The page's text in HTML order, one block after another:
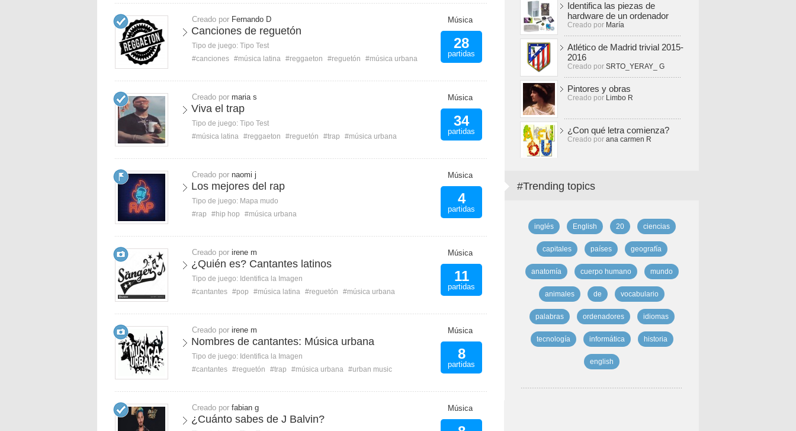
Creado por Fernando D
Canciones de reguetón
Tipo de juego: Tipo Test
#canciones #música latina #reggaeton #reguetón #música urbana
Música
28
partidas
Creado por maria s
Viva el trap
Tipo de juego: Tipo Test
#música latina #reggaeton #reguetón #trap #música urbana
Música
34
partidas
Creado por naomi j
Los mejores del rap
Tipo de juego: Mapa mudo
#rap
#hip hop #música urbana
Música
4
partidas
Creado por irene m
¿Quién es? Cantantes latinos
Tipo de juego: Identifica la Imagen
#cantantes #pop #música latina #reguetón #música urbana
Música
11
partidas
Creado por irene m
Nombres de cantantes: Música urbana
Tipo de juego: Identifica la Imagen
#cantantes #reguetón #trap #música urbana #urban music
Música
8
partidas
Creado por fabian g
¿Cuánto sabes de J Balvin?
Música
Identifica las piezas de
hardware de un ordenador
Creado por María
Atlético de Madrid trivial 2015-
2016
Creado por SRTO_YERAY_ G
Pintores y obras
Creado por Limbo R
¿Con qué letra comienza?
Creado por ana carmen R
#Trending topics
inglés English 20 ciencias
capitales países geografía
anatomía cuerpo humano mundo
animales de vocabulario
palabras ordenadores idiomas
tecnología informática historia
english